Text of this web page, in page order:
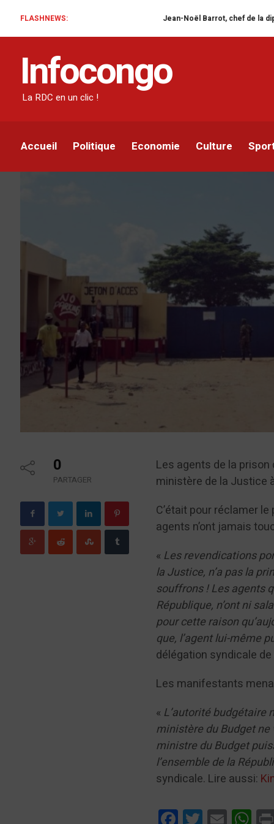
FLASHNEWS: Jean-Noël Barrot, chef de la diplomatie
Infocongo
La RDC en un clic !
Accueil Politique Economie Culture
Kinshasa : grogne des
pénitentiaire
0
PARTAGER
Les agents de la
ministère de la Justice
C’était pour réclamer
agents n’ont jamais
« Les revendications
la Justice, n’a pas la
souffrons ! Les agents
République, n’ont ni
pour cette raison
que, l’agent lui-même
délégation syndicale
Les manifestants
« L’autorité budgétaire
ministère du Budget ne
ministre du Budget
l’ensemble de la
syndicale. Lire aussi:
FacebookTwitterEmail